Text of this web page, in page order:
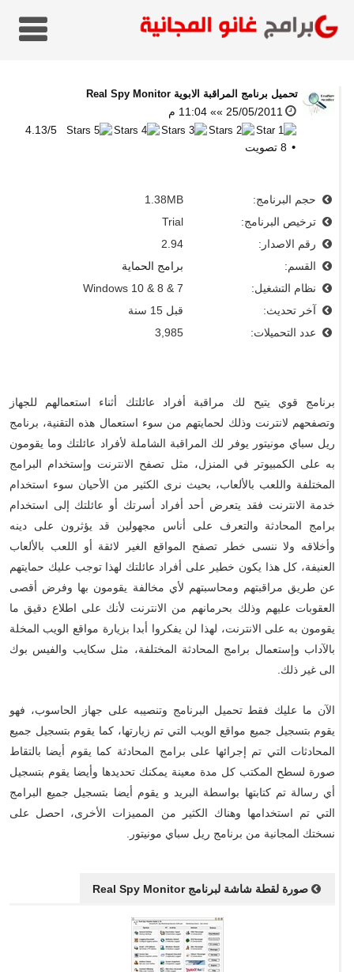
تحميل برنامج المراقبة الابوية Real Spy Monitor
25/05/2011 »» 11:04 م
4.13/5
8تصويت
حجم البرنامج:
1.38MB
ترخيص البرنامج:
Trial
رقم الاصدار:
2.94
القسم:
برامج الحماية
نظام التشغيل:
Windows 10 & 8 & 7
آخر تحديث:
قبل 15 سنة
عدد التحميلات:
3,985
برنامج قوي يتيح لك مراقبة أفراد عائلتك أثناء استعمالهم للجهاز
وتصفحهم لانترنت وذلك لحمايتهم من سوء استعمال هذه التقنية، برنامج
ريل سباي مونيتور يوفر لك المراقبة الشاملة لأفراد عائلتك وما يقومون
به على الكمبيوتر في المنزل، مثل تصفح الانترنت وإستخدام البرامج
المختلفة واللعب بالألعاب، بحيث نرى الكثير من الأحيان سوء استخدام
خدمة الانترنت فقد يتعرض أحد أفراد أسرتك أو عائلتك إلى استخدام
برامج المحادثة والتعرف على أناس مجهولين قد يؤثرون على دينه
وأخلاقه ولا ننسى خطر تصفح المواقع الغير لائقة أو اللعب بالألعاب
العنيفة، كل هذا يكون خطير على أفراد عائلتك لهذا توجب عليك حمايتهم
عن طريق مراقبتهم ومحاسبتهم لأي مخالفة يقومون بها وفرض أقصى
العقوبات عليهم وذلك بحرمانهم من الانترنت لأنك على اطلاع دقيق ما
يقومون به على الانترنت، لهذا لن يفكروا أبدا بزيارة مواقع الويب المخلة
بالآداب وإستعمال برامج المحادثة المختلفة، مثل سكايب والفيس بوك
الى غير ذلك.
الآن ما عليك فقط تحميل البرنامج وتنصيبه على جهاز الحاسوب، فهو
يقوم بتسجيل جميع مواقع الويب التي تم زيارتها، كما يقوم بتسجيل جميع
المحادثات التي تم إجرائها على برامج المحادثة كما يقوم أيضا بالتقاط
صورة لسطح المكتب كل مدة معينة يمكنك تحديدها وأيضا يقوم بتسجيل
أي رسالة تم كتابتها بواسطة البريد و يقوم أيضا بتسجيل جميع البرامج
التي تم استخدامها وهناك الكثير من المميزات الأخرى، احصل على
نسختك المجانية من برنامج ريل سباي مونيتور.
صورة لقطة شاشة لبرنامج Real Spy Monitor